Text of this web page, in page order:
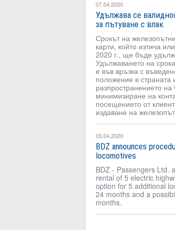
07.04.2020
Удължава се
за пътуване с влак
Срокът на
карти, който изтича
2020 г., ще бъде
Удължаването на
е във връзка с
положение в страната
разпространението на
минимизиране на
посещението от
издаване на
03.04.2020
BDZ announces
locomotives
BDZ - Passengers Ltd.
rental of 5 electric
option for 5 additional
24 months and a
months.